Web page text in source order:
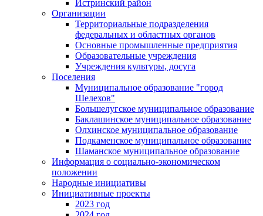
Истринский район
Организации
Территориальные подразделения
федеральных и областных органов
Основные промышленные предприятия
Образовательные учреждения
Учреждения культуры, досуга
Поселения
Муниципальное образование "город
Шелехов"
Большелугское муниципальное образование
Баклашинское муниципальное образование
Олхинское муниципальное образование
Подкаменское муниципальное образование
Шаманское муниципальное образование
Информация о социально-экономическом
положении
Народные инициативы
Инициативные проекты
2023 год